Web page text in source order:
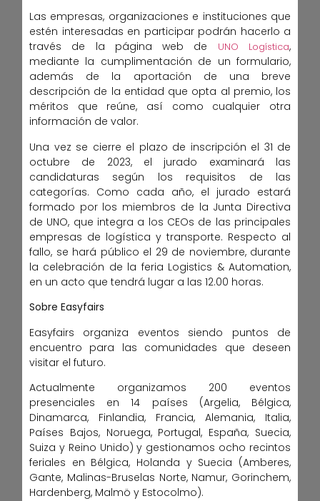
Las empresas, organizaciones e instituciones que
estén interesadas en participar podrán hacerlo a
través de la página web de
UNO Logística,
mediante la cumplimentación de un formulario,
además de la aportación de una breve
descripción de la entidad que opta al premio, los
méritos que reúne, así como cualquier otra
información de valor.
Una vez se cierre el plazo de inscripción el 31 de
octubre de 2023, el jurado examinará las
candidaturas según los requisitos de las
categorías. Como cada año, el jurado estará
formado por los miembros de la Junta Directiva
de UNO, que integra a los CEOs de las principales
empresas de logística y transporte. Respecto al
fallo, se hará público el 29 de noviembre, durante
la celebración de la feria Logistics & Automation,
en un acto que tendrá lugar a las 12.00 horas.
Sobre Easyfairs
Easyfairs organiza eventos siendo puntos de
encuentro para las comunidades que deseen
visitar el futuro.
Actualmente organizamos 200 eventos
presenciales en 14 países (Argelia, Bélgica,
Dinamarca, Finlandia, Francia, Alemania, Italia,
Países Bajos, Noruega, Portugal, España, Suecia,
Suiza y Reino Unido) y gestionamos ocho recintos
feriales en Bélgica, Holanda y Suecia (Amberes,
Gante, Malinas-Bruselas Norte, Namur, Gorinchem,
Hardenberg, Malmö y Estocolmo).